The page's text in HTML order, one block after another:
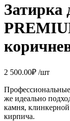
Затирка
2 500.00₽ /шт
же идеально
камня,
кирпича.